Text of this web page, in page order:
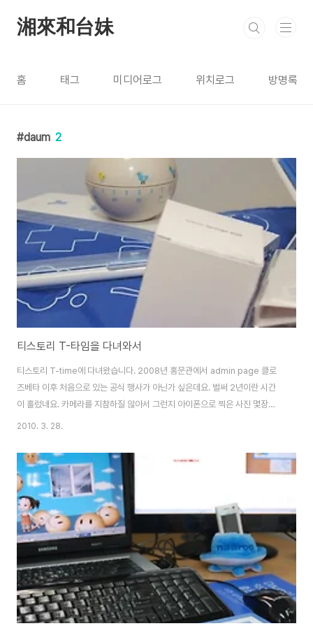
湘來和台妹
홈 태그 미디어로그 위치로그 방명록
daum 2
티스토리 T-타임을 다녀와서
티스토리 T-time에 다녀왔습니다. 2008년 홍문관에서 admin page 클로
즈베타 이후 처음으로 있는 공식 행사가 아닌가 싶은데요. 벌써 2년이란 시간
이 흘렀네요. 카메라를 지참하질 않아서 그런지 아이폰으로 찍은 사진 몇장밖
에 없네요. 1부는 티스토리 개편과 관계자분들의 여러 설명이 있었는데요. 첫화
직한 변화들이 있을 예정이라고 하는데요. 한동안 티스토리가 정체되고 있지
않았나 싶었는데 다양한 시도가 기대됩니다. view ad가 티스토리 플러그인으
로 설정가능하게 되면 좀 더 많은 블로거들에게 수익을 가져다 줄 수 있겠지만
우리나라 현실에서는 CPC가 방식으로 얼마나 수익이 나올지는 글쎄요.. 결국
혜택은 PV가 많이..
2010. 3. 28.